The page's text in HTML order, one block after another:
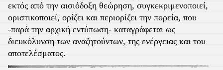
εκτός από την αισιόδοξη θεώρηση, συγκεκριμενοποιεί,
οριστικοποιεί, ορίζει και περιορίζει την πορεία, που
-παρά την αρχική εντύπωση- καταγράφεται ως
διευκόλυνση των αναζητούντων, της ενέργειας και του
αποτελέσματος.